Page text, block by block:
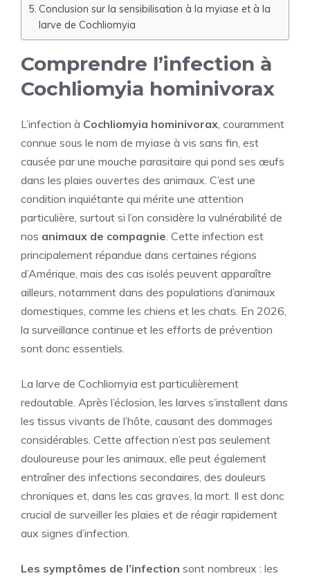
Conclusion sur la sensibilisation à la myiase et à la
larve de Cochliomyia
Comprendre l’infection à
Cochliomyia hominivorax
L’infection à Cochliomyia hominivorax, couramment
connue sous le nom de myiase à vis sans fin, est
causée par une mouche parasitaire qui pond ses œufs
dans les plaies ouvertes des animaux. C’est une
condition inquiétante qui mérite une attention
particulière, surtout si l’on considère la vulnérabilité de
nos animaux de compagnie. Cette infection est
principalement répandue dans certaines régions
d’Amérique, mais des cas isolés peuvent apparaître
ailleurs, notamment dans des populations d’animaux
domestiques, comme les chiens et les chats. En 2026,
la surveillance continue et les efforts de prévention
sont donc essentiels.
La larve de Cochliomyia est particulièrement
redoutable. Après l’éclosion, les larves s’installent dans
les tissus vivants de l’hôte, causant des dommages
considérables. Cette affection n’est pas seulement
douloureuse pour les animaux, elle peut également
entraîner des infections secondaires, des douleurs
chroniques et, dans les cas graves, la mort. Il est donc
crucial de surveiller les plaies et de réagir rapidement
aux signes d’infection.
Les symptômes de l’infection sont nombreux : les